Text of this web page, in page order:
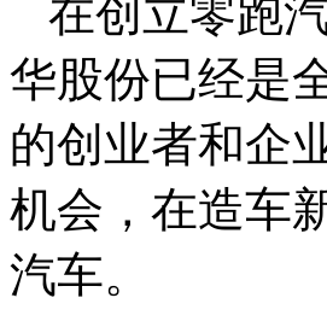
在创立零跑
华股份已经是
的创业者和企
机会，在造车
汽车。